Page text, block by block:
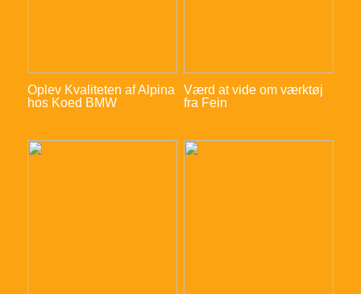
Oplev Kvaliteten af Alpina
hos Koed BMW
Værd at vide om værktøj
fra Fein